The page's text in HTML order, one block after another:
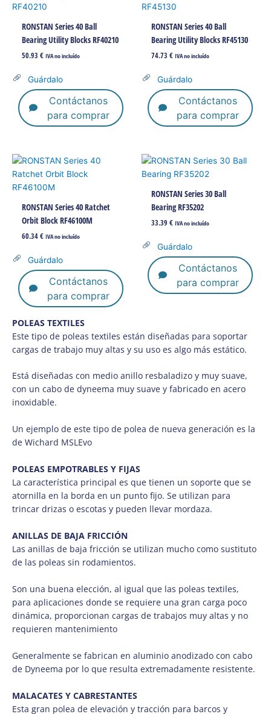
RONSTAN Series 40 Ball
Bearing Utility Blocks RF40210
50.93€ IVA no incluído
Guárdalo
Contáctanos
para comprar
RONSTAN Series 40 Ball
Bearing Utility Blocks RF45130
74.73€ IVA no incluído
Guárdalo
Contáctanos
para comprar
RONSTAN Series 40 Ratchet
Orbit Block RF46100M
60.34€ IVA no incluído
Guárdalo
Contáctanos
para comprar
RONSTAN Series 30 Ball
Bearing RF35202
33.39€ IVA no incluído
Guárdalo
Contáctanos
para comprar
POLEAS TEXTILES
Este tipo de poleas textiles están diseñadas para soportar
cargas de trabajo muy altas y su uso es algo más estático.
Está diseñadas con medio anillo resbaladizo y muy suave,
con un cabo de dyneema muy suave y fabricado en acero
inoxidable.
Un ejemplo de este tipo de polea de nueva generación es la
de Wichard MSLEvo
POLEAS EMPOTRABLES Y FIJAS
La característica principal es que tienen un soporte que se
atornilla en la borda en un punto fijo. Se utilizan para
trincar drizas o escotas y pueden llevar mordaza.
ANILLAS DE BAJA FRICCIÓN
Las anillas de baja fricción se utilizan mucho como sustituto
de las poleas sin rodamientos.
Son una buena elección, al igual que las poleas textiles,
para aplicaciones donde se requiere una gran carga poco
dinámica, proporcionan cargas de trabajos muy altas y no
requieren mantenimiento
Generalmente se fabrican en aluminio anodizado con cabo
de Dyneema por lo que resulta extremadamente resistente.
MALACATES Y CABRESTANTES
Esta gran polea de elevación y tracción para barcos y